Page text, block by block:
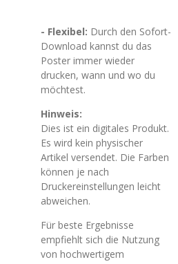
- Flexibel: Durch den Sofort-
Download kannst du das
Poster immer wieder
drucken, wann und wo du
möchtest.
Hinweis:
Dies ist ein digitales Produkt.
Es wird kein physischer
Artikel versendet. Die Farben
können je nach
Druckereinstellungen leicht
abweichen.
Für beste Ergebnisse
empfiehlt sich die Nutzung
von hochwertigem